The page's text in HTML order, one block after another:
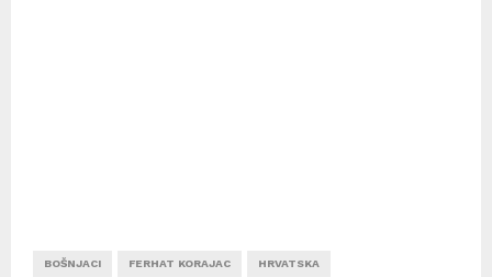
BOŠNJACI FERHAT KORAJAC HRVATSKA